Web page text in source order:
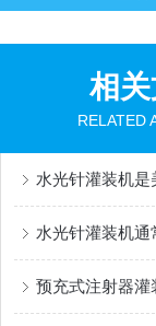
相
RELATED
水光针灌装机